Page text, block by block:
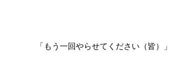
「もう一回やらせてください（皆）」